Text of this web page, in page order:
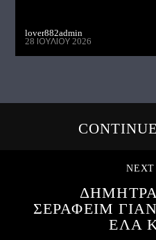
lover882admin
28 ΙΟΥΛΊΟΥ 2026
NEXT
ΣΕΡΑΦΕΙΜ
ΕΛΑ